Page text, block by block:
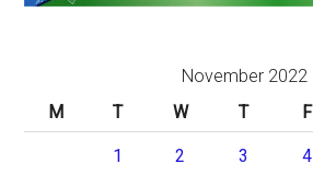
November 2022
M
T W T F
1 2 3 4